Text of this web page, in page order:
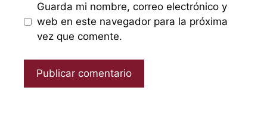
Guarda mi nombre, correo electrónico y
web en este navegador para la próxima
vez que comente.